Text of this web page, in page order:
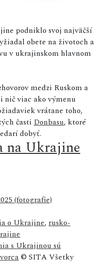
podniklo svoj najväčší
obete na životoch a
v ukrajinskom hlavnom
medzi Ruskom a
viac ako výmenu
vrátane toho,
časti Donbasu, ktoré
dobyť.
na Ukrajine
(fotografie)
o Ukrajine, rusko-
s Ukrajinou sú
© SITA Všetky